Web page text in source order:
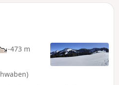
-473 m